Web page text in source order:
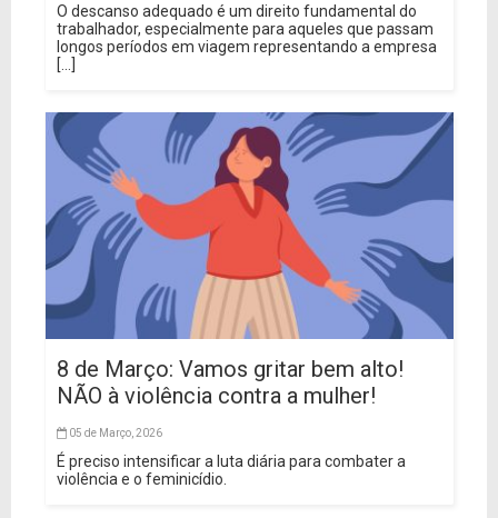
O descanso adequado é um direito fundamental do
trabalhador, especialmente para aqueles que passam
longos períodos em viagem representando a empresa
[...]
8 de Março: Vamos gritar bem alto!
NÃO à violência contra a mulher!
05 de Março, 2026
É preciso intensificar a luta diária para combater a
violência e o feminicídio.